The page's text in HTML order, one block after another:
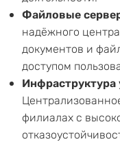
Файловые
надёжного
документов и
доступом
Инфраструктура
филиалах с